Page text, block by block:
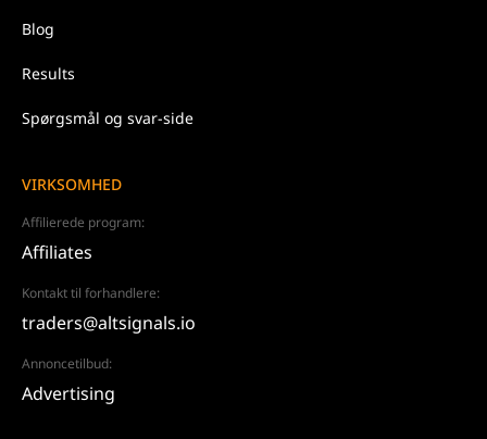
Blog
Results
Spørgsmål og svar-side
VIRKSOMHED
Affilierede program:
Affiliates
Kontakt til forhandlere:
traders@altsignals.io
Annoncetilbud:
Advertising